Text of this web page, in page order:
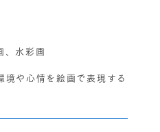
、水彩画
や心情を絵画で表現する